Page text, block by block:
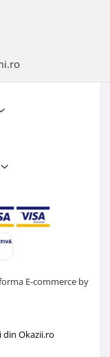
E-commerce by